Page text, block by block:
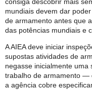
mundiais devem dar
de armamento antes que
das potências mundiais e
A AIEA deve iniciar
supostas atividades de
negasse inicialmente uma
trabalho de armamento —
a agência cobre